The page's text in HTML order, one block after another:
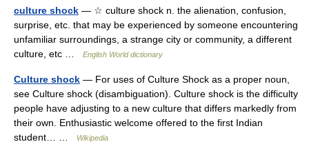
culture shock — ☆ culture shock n. the alienation, confusion,
surprise, etc. that may be experienced by someone encountering
unfamiliar surroundings, a strange city or community, a different
culture, etc …
English World dictionary
Culture shock — For uses of Culture Shock as a proper noun,
see Culture shock (disambiguation). Culture shock is the difficulty
people have adjusting to a new culture that differs markedly from
their own. Enthusiastic welcome offered to the first Indian
student… …
Wikipedia